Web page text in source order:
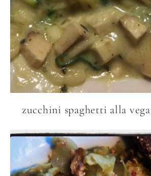
zucchini spaghetti alla